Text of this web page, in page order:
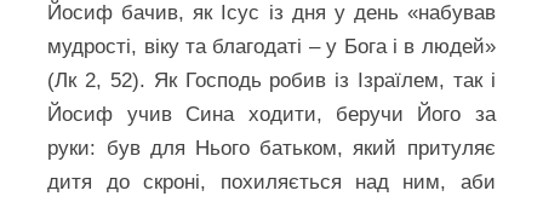
Йосиф бачив, як Ісус із дня у день «набував
мудрості, віку та благодаті – у Бога і в людей»
(Лк 2, 52). Як Господь робив із Ізраїлем, так і
Йосиф учив Сина ходити, беручи Його за
руки: був для Нього батьком, який притуляє
дитя до скроні, похиляється над ним, аби